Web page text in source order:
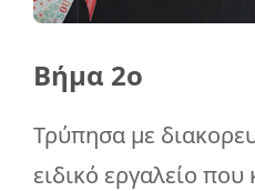
Βήμα 2ο
Τρύπησα με
ειδικό εργαλείο